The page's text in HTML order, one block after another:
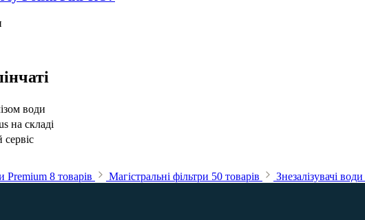
води
на складі
Premium 8 товарів Магістральні фільтри 50 товарів Знезалізувачі води